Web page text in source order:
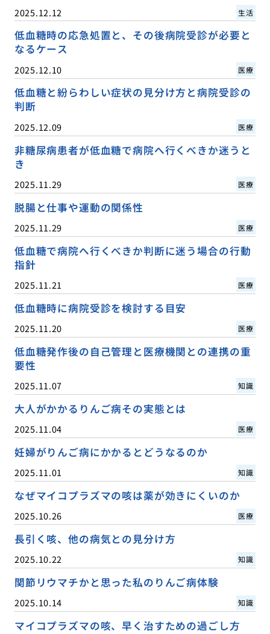
2025.12.12 生活
低血糖時の応急処置と、その後病院受診が必要と
なるケース
2025.12.10 医療
低血糖と紛らわしい症状の見分け方と病院受診の
判断
2025.12.09 医療
非糖尿病患者が低血糖で病院へ行くべきか迷うと
き
2025.11.29 医療
脱腸と仕事や運動の関係性
2025.11.29 医療
低血糖で病院へ行くべきか判断に迷う場合の行動
指針
2025.11.21 医療
低血糖時に病院受診を検討する目安
2025.11.20 医療
低血糖発作後の自己管理と医療機関との連携の重
要性
2025.11.07 知識
大人がかかるりんご病その実態とは
2025.11.04 医療
妊婦がりんご病にかかるとどうなるのか
2025.11.01 知識
なぜマイコプラズマの咳は薬が効きにくいのか
2025.10.26 医療
長引く咳、他の病気との見分け方
2025.10.22 知識
関節リウマチかと思った私のりんご病体験
2025.10.14 知識
マイコプラズマの咳、早く治すための過ごし方